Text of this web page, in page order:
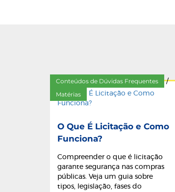
Conteúdos de Dúvidas Frequentes /
Matérias
O Que É Licitação e Como
Funciona?
Compreender o que é licitação
garante segurança nas compras
públicas. Veja um guia sobre
tipos, legislação, fases do